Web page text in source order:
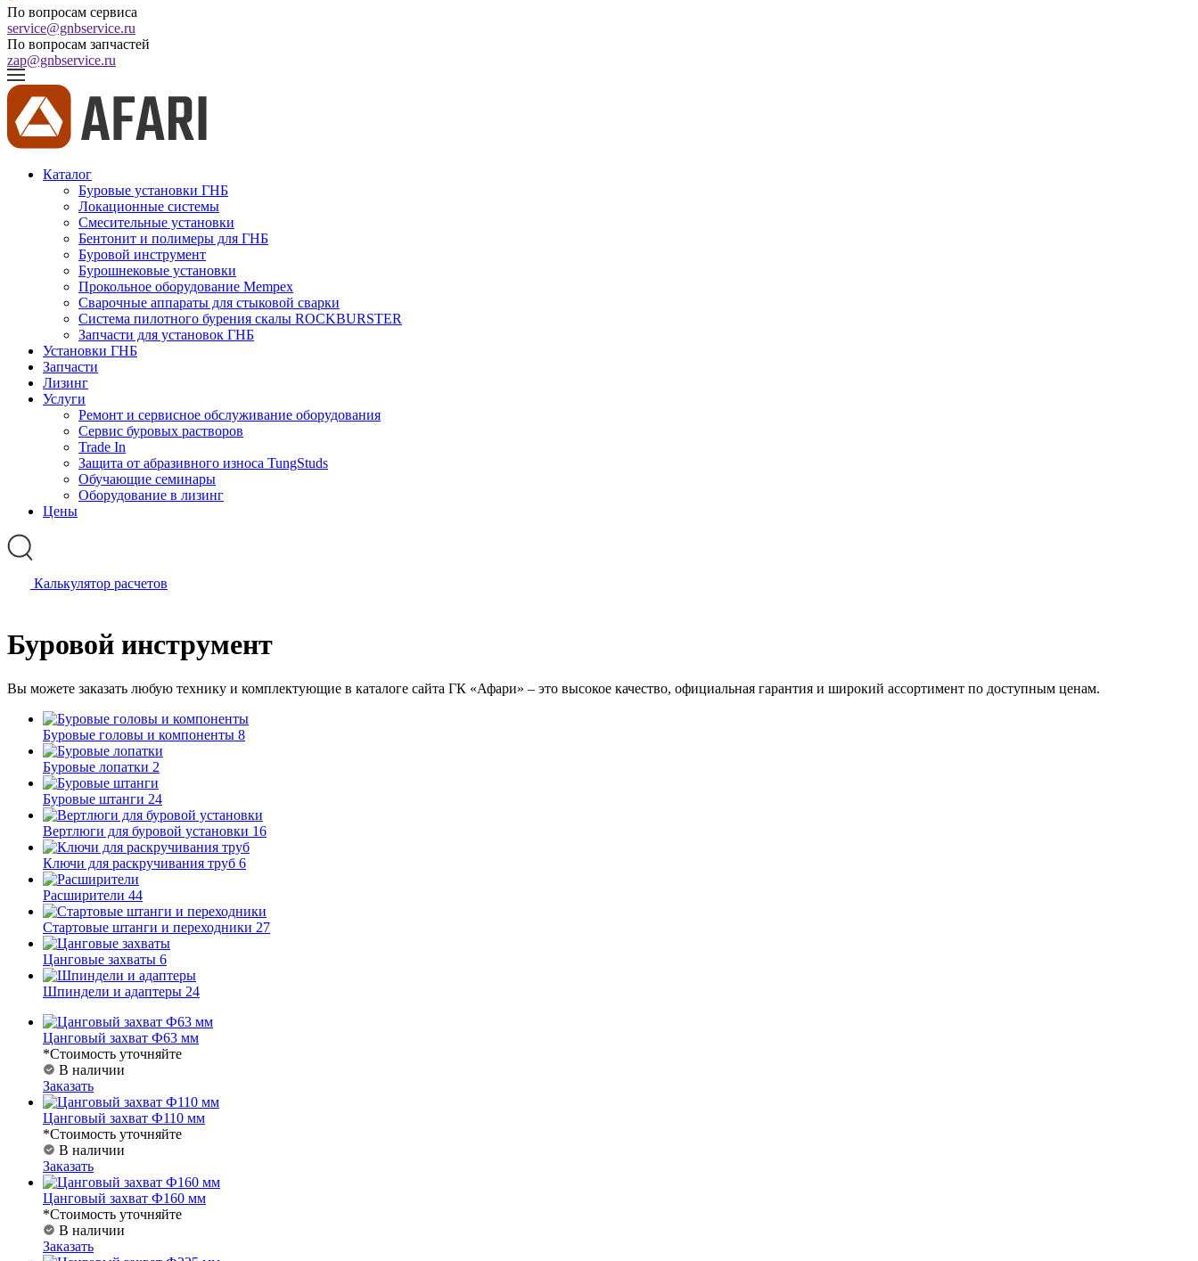
По вопросам сервиса
service@gnbservice.ru
По вопросам запчастей
zap@gnbservice.ru
Каталог
Буровые установки ГНБ
Локационные системы
Смесительные установки
Бентонит и полимеры для ГНБ
Буровой инструмент
Бурошнековые установки
Прокольное оборудование Mempex
Сварочные аппараты для стыковой сварки
Система пилотного бурения скалы ROCKBURSTER
Запчасти для установок ГНБ
Установки ГНБ
Запчасти
Лизинг
Услуги
Ремонт и сервисное обслуживание оборудования
Сервис буровых растворов
Trade In
Защита от абразивного износа TungStuds
Обучающие семинары
Оборудование в лизинг
Цены
Калькулятор расчетов
Буровой инструмент
Вы можете заказать любую технику и комплектующие в каталоге сайта ГК «Афари» – это высокое качество, официальная гарантия и широкий ассортимент по доступным ценам.
Буровые головы и компоненты 8
Буровые лопатки 2
Буровые штанги 24
Вертлюги для буровой установки 16
Ключи для раскручивания труб 6
Расширители 44
Стартовые штанги и переходники 27
Цанговые захваты 6
Шпиндели и адаптеры 24
Цанговый захват Ф63 мм
*Стоимость уточняйте
В наличии
Заказать
Цанговый захват Ф110 мм
*Стоимость уточняйте
В наличии
Заказать
Цанговый захват Ф160 мм
*Стоимость уточняйте
В наличии
Заказать